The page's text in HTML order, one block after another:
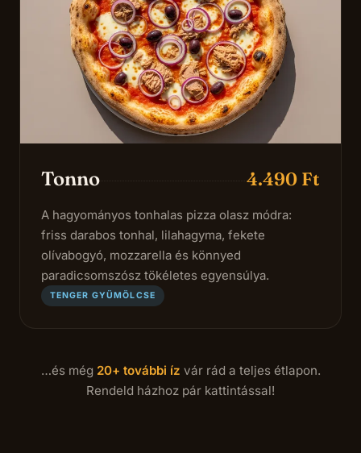
Tonno 4.490 Ft
A hagyományos tonhalas pizza olasz módra:
friss darabos tonhal, lilahagyma, fekete
olívabogyó, mozzarella és könnyed
paradicsomszósz tökéletes egyensúlya.
TENGER GYÜMÖLCSE
…és még 20+ további íz vár rád a teljes étlapon.
Rendeld házhoz pár kattintással!